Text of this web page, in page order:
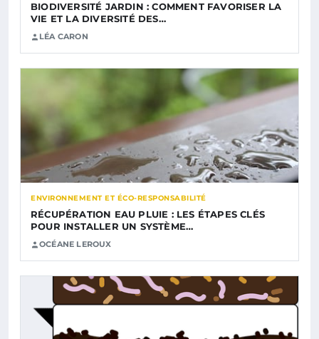
BIODIVERSITÉ JARDIN : COMMENT FAVORISER LA
VIE ET LA DIVERSITÉ DES…
LÉA CARON
ENVIRONNEMENT ET ÉCO-RESPONSABILITÉ
RÉCUPÉRATION EAU PLUIE : LES ÉTAPES CLÉS
POUR INSTALLER UN SYSTÈME…
OCÉANE LEROUX